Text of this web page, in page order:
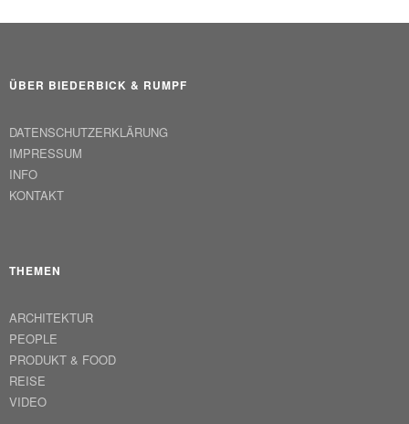
ÜBER BIEDERBICK & RUMPF
DATENSCHUTZERKLÄRUNG
IMPRESSUM
INFO
KONTAKT
THEMEN
ARCHITEKTUR
PEOPLE
PRODUKT & FOOD
REISE
VIDEO